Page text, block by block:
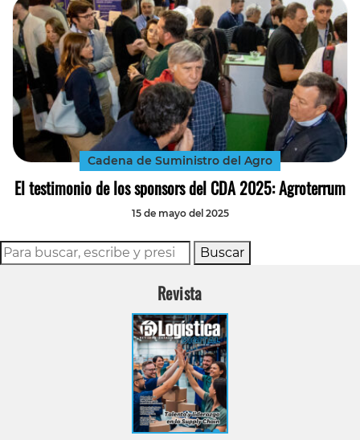
Cadena de Suministro del Agro
El testimonio de los sponsors del CDA 2025: Agroterrum
15 de mayo del 2025
Buscar
Revista